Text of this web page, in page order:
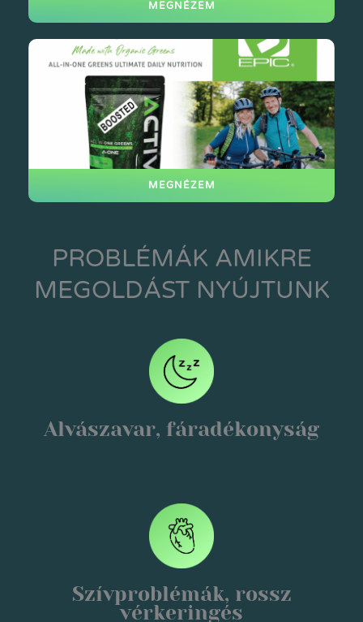
MEGNÉZEM
MEGNÉZEM
PROBLÉMÁK AMIKRE
MEGOLDÁST NYÚJTUNK
Alvászavar, fáradékonyság
Szívproblémák, rossz
vérkeringés